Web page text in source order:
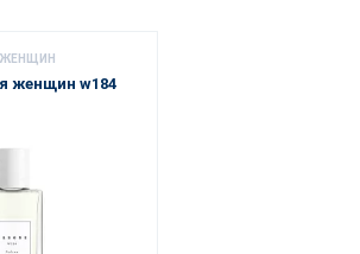
женщин w184